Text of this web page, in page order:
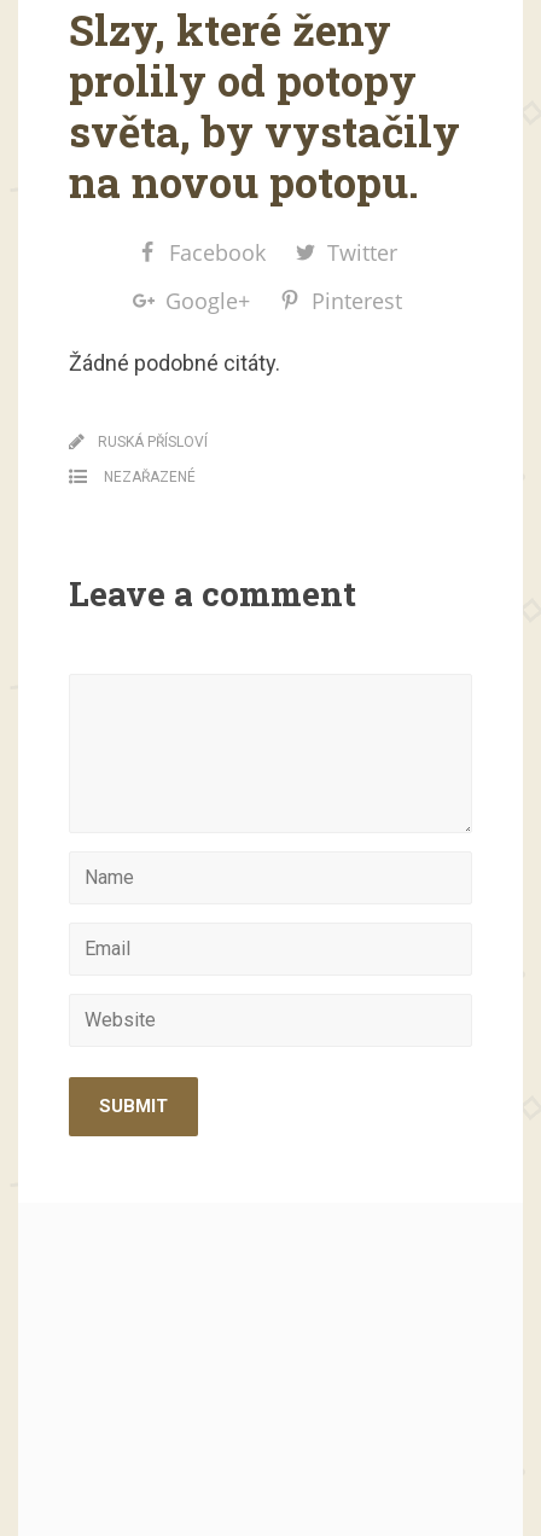
Slzy, které ženy
prolily od potopy
světa, by vystačily
na novou potopu.
Facebook
Twitter
Google+
Pinterest
Žádné podobné citáty.
RUSKÁ PŘÍSLOVÍ
NEZAŘAZENÉ
Leave a comment